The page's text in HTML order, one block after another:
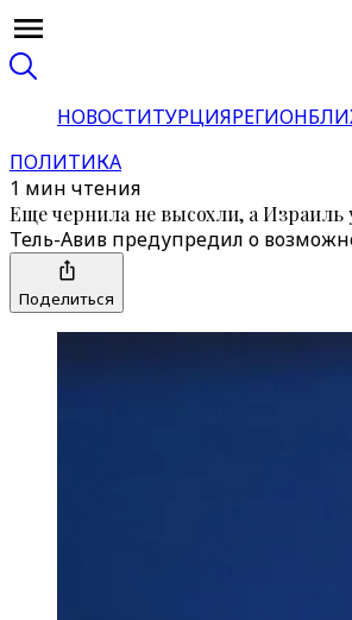
НОВОСТИТУРЦИЯРЕГИОН
ПОЛИТИКА
1 мин чтения
Еще чернила не высохли, а Израиль
Тель-Авив предупредил о
Поделиться